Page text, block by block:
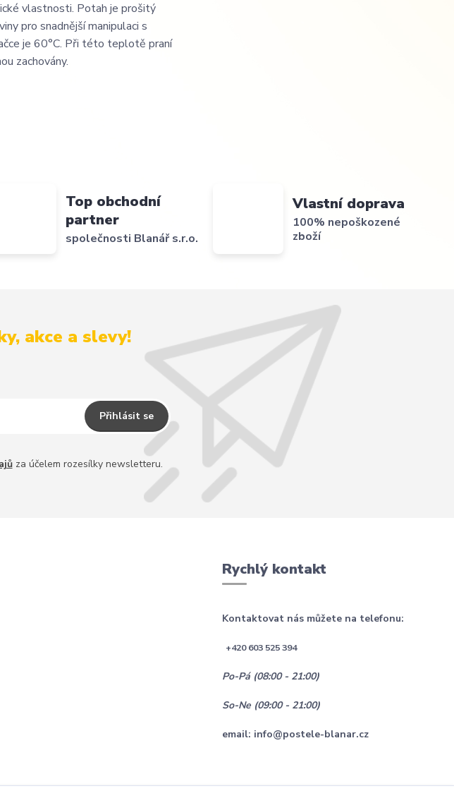
vlastnosti. Potah je prošitý
pro snadnější manipulaci s
je 60°C. Při této teplotě praní
zachovány.
Top obchodní
partner
společnosti Blanář s.r.o.
Vlastní doprava
100% nepoškozené
zboží
akce a slevy!
Přihlásit se
za účelem rozesílky newsletteru.
Rychlý kontakt
Kontaktovat nás můžete na telefonu:
+420 603 525 394
Po-Pá (08:00 - 21:00)
So-Ne (09:00 - 21:00)
email: info@postele-blanar.cz